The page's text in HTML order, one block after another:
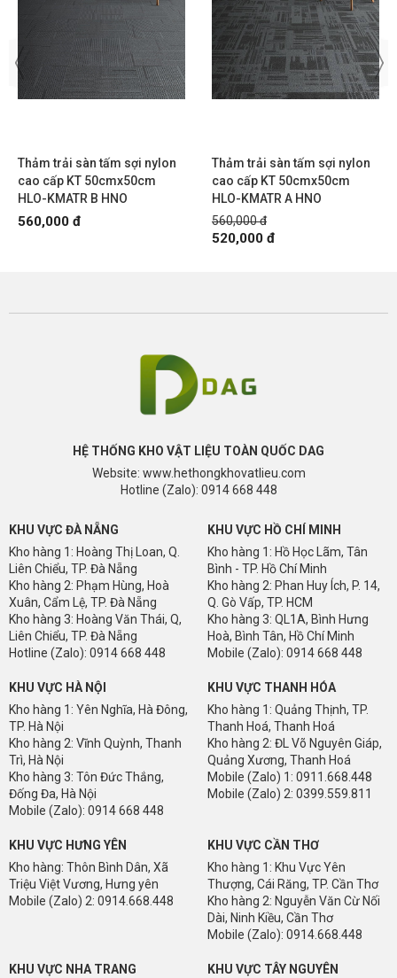
Thảm trải sàn tấm sợi nylon
cao cấp KT 50cmx50cm
HLO-KMATR B HNO
560,000 đ
Thảm trải sàn tấm sợi nylon
cao cấp KT 50cmx50cm
HLO-KMATR A HNO
560,000 đ
520,000 đ
HỆ THỐNG KHO VẬT LIỆU TOÀN QUỐC DAG
Website: www.hethongkhovatlieu.com
Hotline (Zalo): 0914 668 448
KHU VỰC ĐÀ NẴNG
Kho hàng 1: Hoàng Thị Loan, Q.
Liên Chiểu, TP. Đà Nẵng
Kho hàng 2: Phạm Hùng, Hoà
Xuân, Cẩm Lệ, TP. Đà Nẵng
Kho hàng 3: Hoàng Văn Thái, Q,
Liên Chiểu, TP. Đà Nẵng
Hotline (Zalo): 0914 668 448
KHU VỰC HỒ CHÍ MINH
Kho hàng 1: Hồ Học Lãm, Tân
Bình - TP. Hồ Chí Minh
Kho hàng 2: Phan Huy Ích, P. 14,
Q. Gò Vấp, TP. HCM
Kho hàng 3: QL1A, Bình Hưng
Hoà, Bình Tân, Hồ Chí Minh
Mobile (Zalo): 0914 668 448
KHU VỰC HÀ NỘI
Kho hàng 1: Yên Nghĩa, Hà Đông,
TP. Hà Nội
Kho hàng 2: Vĩnh Quỳnh, Thanh
Trì, Hà Nội
Kho hàng 3: Tôn Đức Thắng,
Đống Đa, Hà Nội
Mobile (Zalo): 0914 668 448
KHU VỰC THANH HÓA
Kho hàng 1: Quảng Thịnh, TP.
Thanh Hoá, Thanh Hoá
Kho hàng 2: ĐL Võ Nguyên Giáp,
Quảng Xương, Thanh Hoá
Mobile (Zalo) 1: 0911.668.448
Mobile (Zalo) 2: 0399.559.811
KHU VỰC HƯNG YÊN
Kho hàng: Thôn Bình Dân, Xã
Triệu Việt Vương, Hưng yên
Mobile (Zalo) 2: 0914.668.448
KHU VỰC CẦN THƠ
Kho hàng 1: Khu Vực Yên
Thượng, Cái Răng, TP. Cần Thơ
Kho hàng 2: Nguyễn Văn Cừ Nối
Dài, Ninh Kiều, Cần Thơ
Mobile (Zalo): 0914.668.448
KHU VỰC NHA TRANG KHU VỰC TÂY NGUYÊN